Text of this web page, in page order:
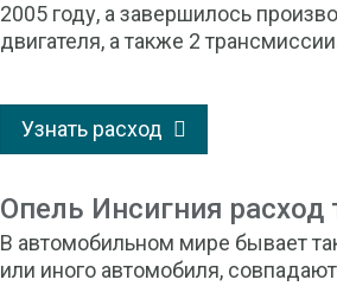
2005 году, а завершилось
двигателя, а также 2
Узнать расход
Опель Инсигния расход
В автомобильном мире бывает
или иного автомобиля,